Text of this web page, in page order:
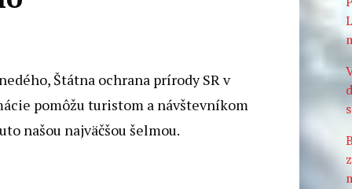
Štátna ochrana prírody SR v
pomôžu turistom a návštevníkom
našou najväčšou šelmou.